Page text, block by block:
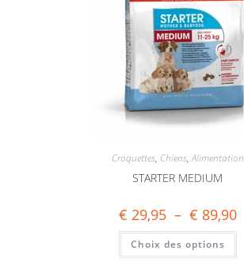
Croquettes, Chiens,Alimentation
STARTER MEDIUM
€ 29,95 – € 89,90
Choix des options